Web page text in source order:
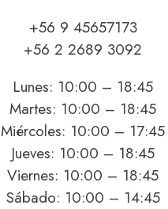
+56 9 45657173
+56 2 2689 3092
Lunes: 10:00 – 18:45
Martes: 10:00 – 18:45
Miércoles: 10:00 – 17:45
Jueves: 10:00 – 18:45
Viernes: 10:00 – 18:45
Sábado: 10:00 – 14:45